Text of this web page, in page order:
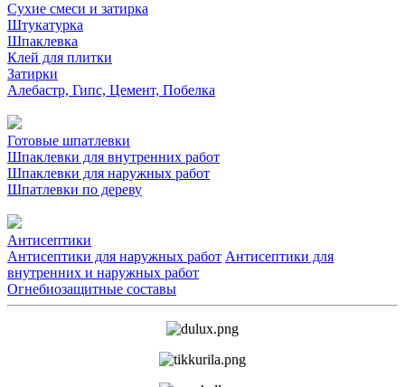
Сухие смеси и затирка
Штукатурка
Шпаклевка
Клей для плитки
Затирки
Алебастр, Гипс, Цемент, Побелка
Готовые шпатлевки
Шпаклевки для внутренних работ
Шпаклевки для наружных работ
Шпатлевки по дереву
Антисептики
Антисептики для наружных работ Антисептики для
внутренних и наружных работ
Огнебиозащитные составы